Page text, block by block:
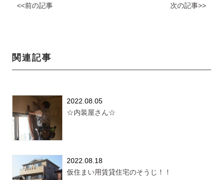
<<前の記事 次の記事>>
関連記事
2022.08.05
☆内装屋さん☆
2022.08.18
仮住まい用賃貸住宅のそうじ！！